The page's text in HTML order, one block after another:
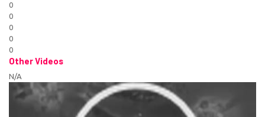
0
0
0
0
0
Other Videos
N/A